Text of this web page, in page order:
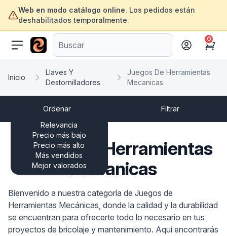
Web en modo catálogo online. Los pedidos están
deshabilitados temporalmente.
ofertasinformatica.com
Cart
0
Inicio
Llaves Y
Destornilladores
Juegos De Herramientas
Mecanicas
Ordenar
Relevancia
Precio más bajo
Precio más alto
Más vendidos
Mejor valorados
Filtrar
Juegos De Herramientas
Mecanicas
Bienvenido a nuestra categoría de Juegos de
Herramientas Mecánicas, donde la calidad y la durabilidad
se encuentran para ofrecerte todo lo necesario en tus
proyectos de bricolaje y mantenimiento. Aquí encontrarás